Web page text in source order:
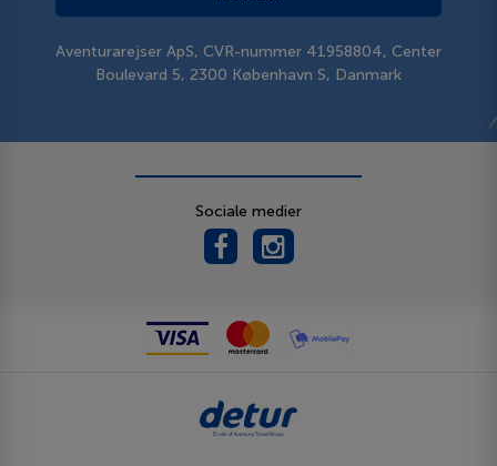
Aventurarejser ApS, CVR-nummer 41958804, Center
Boulevard 5, 2300 København S, Danmark
Sociale medier